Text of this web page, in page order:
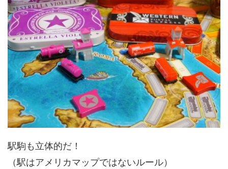
駅駒も立体的だ！
（駅はアメリカマップではないルール）